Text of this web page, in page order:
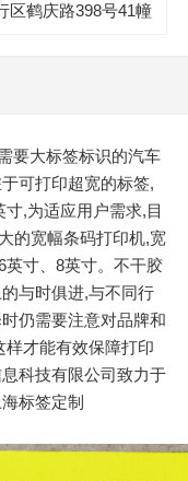
区鹤庆路398号41幢
要大标签标识的汽车
可打印超宽的标签,
,为适应用户需求,目
的宽幅条码打印机,宽
寸、8英寸。不干胶
与时俱进,与不同行
仍需要注意对品牌和
样才能有效保障打印
科技有限公司致力于
标签定制